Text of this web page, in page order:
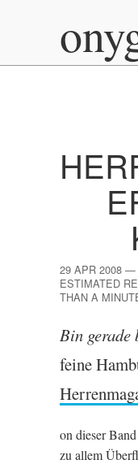
29 APR 2008 —
ESTIMATED
THAN A
Bin gerade
feine
on dieser
zu allem